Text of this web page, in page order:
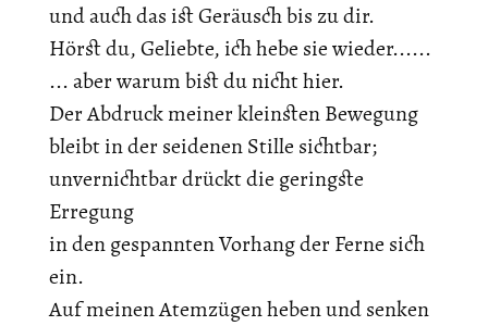
und auch das ist Geräusch bis zu dir.
Hörst du, Geliebte, ich hebe sie wieder......
... aber warum bist du nicht hier.
Der Abdruck meiner kleinsten Bewegung
bleibt in der seidenen Stille sichtbar;
unvernichtbar drückt die geringste
Erregung
in den gespannten Vorhang der Ferne sich
ein.
Auf meinen Atemzügen heben und senken